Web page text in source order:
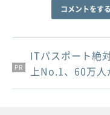
コメントをする
PR
PR
PR
ITパスポート絶
上No.1、60万人